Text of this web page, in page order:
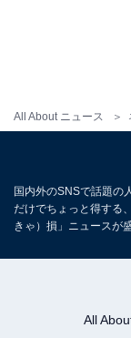
All About ニュース
国内外のSNSで話題の
だけでちょっと得する
きゃ）損」ニュースが
All